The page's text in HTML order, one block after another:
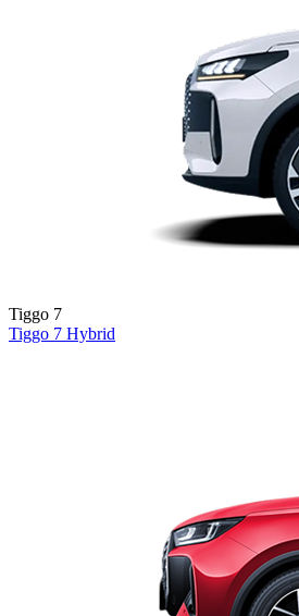
Tiggo 7
Tiggo 7 Hybrid